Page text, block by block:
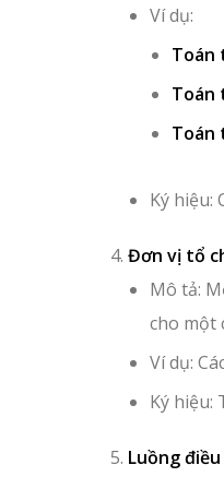
Ví dụ:
Toán
Toán
Toán
Ký hiệu:
Đơn vị tổ
Mô tả:
cho một
Ví dụ:
Ký
Luồng